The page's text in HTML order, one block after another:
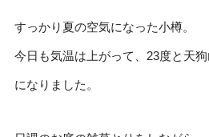
すっかり夏の空気になった小樽。
今日も気温は上がって、23度と天
になりました。